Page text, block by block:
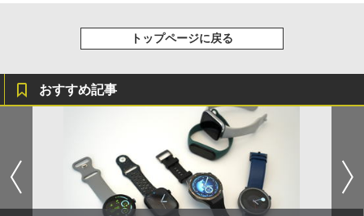
トップページに戻る
おすすめ記事